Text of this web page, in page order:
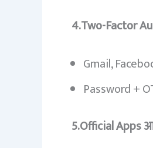
4.Two-Factor
Gmail,
Password +
5.Official Apps